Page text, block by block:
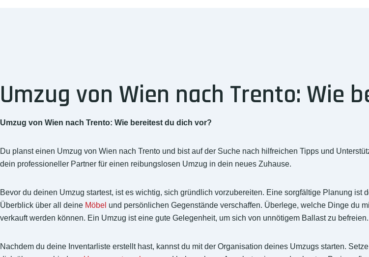
Umzug von Wien nach Trento: Wie
Umzug von Wien nach Trento: Wie bereitest du dich vor?
Du planst einen Umzug von Wien nach Trento und bist auf der Suche nach hilfreichen Tipps und
dein professioneller Partner für einen reibungslosen Umzug in dein neues Zuhause.
Bevor du deinen Umzug startest, ist es wichtig, sich gründlich vorzubereiten. Eine sorgfältige Planung ist
Überblick über all deine Möbel und persönlichen Gegenstände verschaffen. Überlege, welche Dinge du
verkauft werden können. Ein Umzug ist eine gute Gelegenheit, um sich von unnötigem Ballast zu befreien.
Nachdem du deine Inventarliste erstellt hast, kannst du mit der Organisation deines Umzugs starten.